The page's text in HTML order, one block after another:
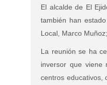
El alcalde de El
también han
Local, Marco
La reunión se ha
inversor que viene
centros educativos,